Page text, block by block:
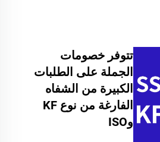
تتوفر خصومات
الجملة على الطلبات
الكبيرة من الشفاه
الفارغة من نوع KF
وISO